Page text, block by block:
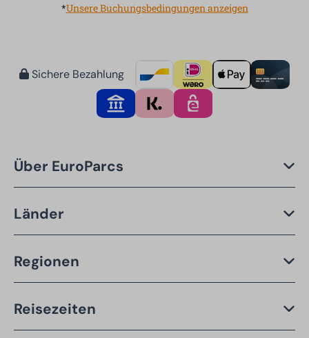
*Unsere Buchungsbedingungen anzeigen
Sichere Bezahlung
Über EuroParcs
Länder
Regionen
Reisezeiten